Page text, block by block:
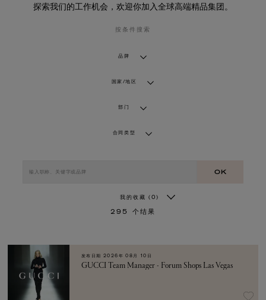
FINANCE
加入我们
探索我们的工作机会，欢迎你加入全球高端精品集团。
按条件搜索
品牌
国家/地区
部门
合同类型
OK
我的收藏 (0)
295 个结果
发布日期 2026年 08月 10日
GUCCI Team Manager - Forum Shops Las Vegas